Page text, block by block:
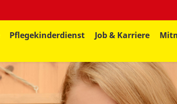
Pflegekinderdienst Job & Karriere